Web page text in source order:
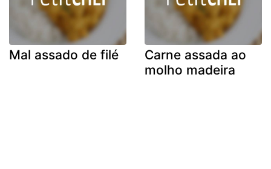
Mal assado de filé
Carne assada ao
molho madeira